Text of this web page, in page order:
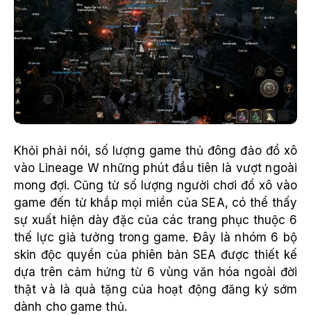
Khỏi phải nói, số lượng game thủ đông đảo đổ xô
vào Lineage W những phút đầu tiên là vượt ngoài
mong đợi. Cũng từ số lượng người chơi đổ xô vào
game đến từ khắp mọi miền của SEA, có thể thấy
sự xuất hiện dày đặc của các trang phục thuộc 6
thế lực giả tưởng trong game. Đây là nhóm 6 bộ
skin độc quyền của phiên bản SEA được thiết kế
dựa trên cảm hứng từ 6 vùng văn hóa ngoài đời
thật và là quà tặng của hoạt động đăng ký sớm
dành cho game thủ.